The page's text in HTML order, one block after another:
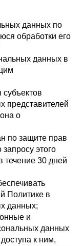
данных по
обработки его
данных в
представителей
о
по защите прав
этого
30 дней
Политике в
данных;
и
данных
к ним,